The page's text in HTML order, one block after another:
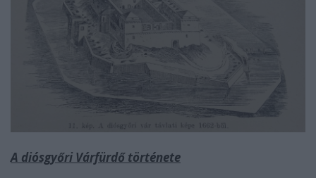
A diósgyőri Várfürdő története